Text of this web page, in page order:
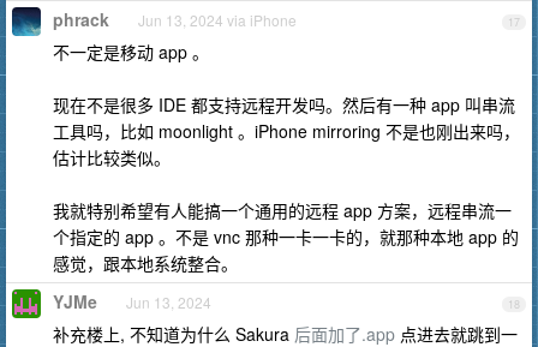
17
phrack Jun 13, 2024 via iPhone
不一定是移动 app 。
现在不是很多 IDE 都支持远程开发吗。然后有一种 app 叫串流
工具吗，比如 moonlight 。iPhone mirroring 不是也刚出来吗，
估计比较类似。
我就特别希望有人能搞一个通用的远程 app 方案，远程串流一
个指定的 app 。不是 vnc 那种一卡一卡的，就那种本地 app 的
感觉，跟本地系统整合。
18
YJMe Jun 13, 2024
补充楼上, 不知道为什么 Sakura 后面加了.app 点进去就跳到一